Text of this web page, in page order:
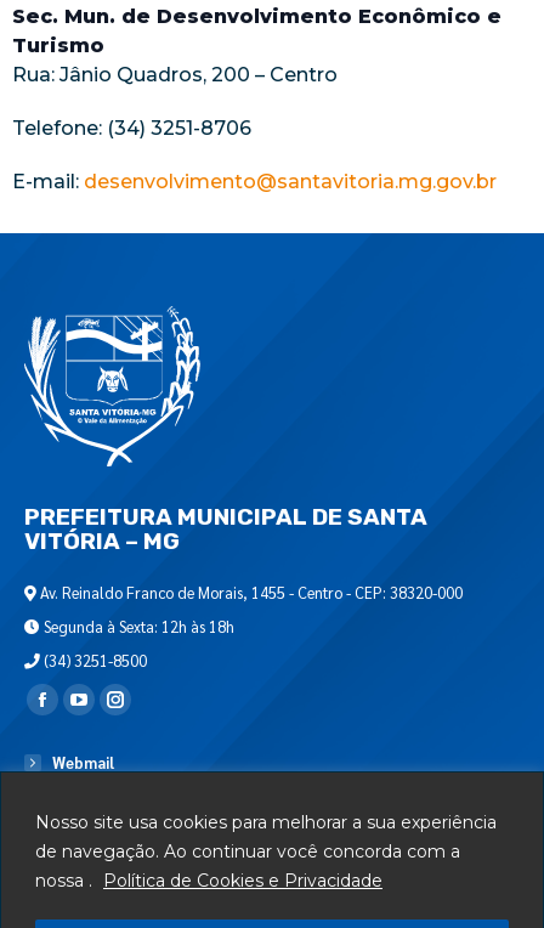
Nosso site usa cookies para melhorar a sua experiência
de navegação. Ao continuar você concorda com a
nossa .
Política de Cookies e Privacidade
Sec. Mun. de Desenvolvimento Econômico e
Turismo
Rua: Jânio Quadros, 200 – Centro
Telefone: (34) 3251-8706
E-mail: desenvolvimento@santavitoria.mg.gov.br
PREFEITURA MUNICIPAL DE SANTA
VITÓRIA – MG
Av. Reinaldo Franco de Morais, 1455 - Centro - CEP: 38320-000
Segunda à Sexta: 12h às 18h
(34) 3251-8500
Encontre-nos em:
Webmail
Serviços
Telefones Úteis